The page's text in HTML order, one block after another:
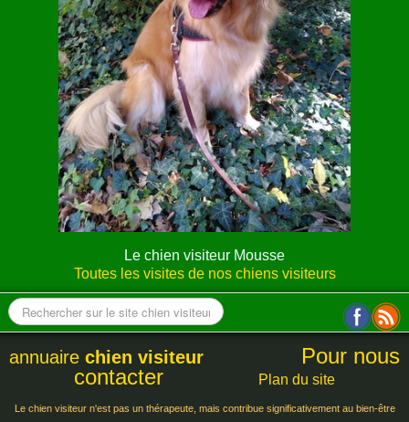
Le chien visiteur Mousse
Toutes les visites de nos chiens visiteurs
annuaire chien visiteur
Pour nous
contacter
Plan du site
Le chien visiteur n'est pas un thérapeute, mais contribue significativement au bien-être